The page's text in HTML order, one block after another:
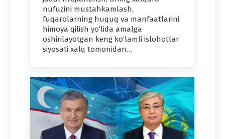
nufuzini mustahkamlash,
fuqarolarning huquq va manfaatlarini
himoya qilish yo‘lida amalga
oshirilayotgan keng ko‘lamli islohotlar
siyosati xalq tomonidan…